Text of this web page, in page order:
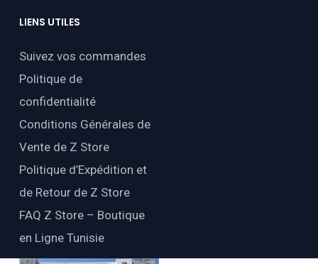
LIENS UTILES
Suivez vos commandes
Politique de
confidentialité
Conditions Générales de
Vente de Z Store
Politique d’Expédition et
de Retour de Z Store
FAQ Z Store – Boutique
en Ligne Tunisie